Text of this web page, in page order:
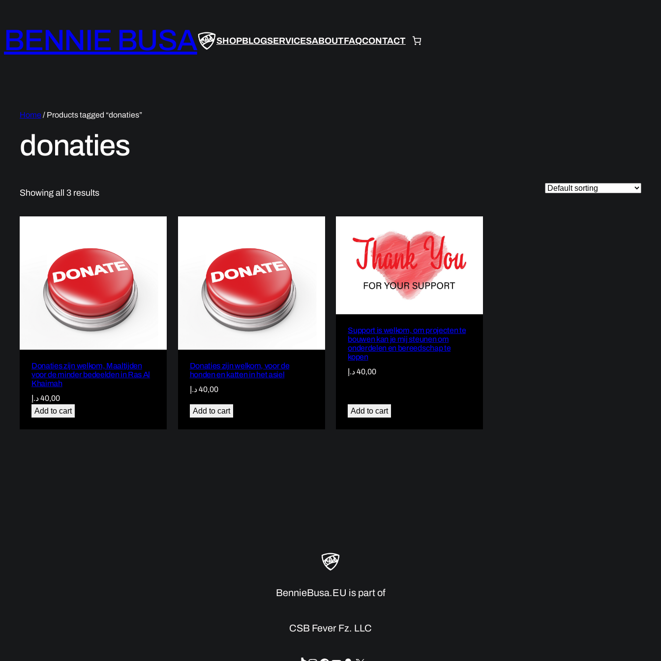
BENNIE BUSA SHOPBLOGSERVICESABOUTFAQCONTACT
Home/ Products tagged “donaties”
donaties
Showing all 3 results
Donaties zijn welkom, Maaltijden
voor de minder bedeelden in Ras Al
Khaimah
40,00د.إ
Add to cart
Donaties zijn welkom, voor de
honden en katten in het asiel
40,00د.إ
Add to cart
Support is welkom, om projecten te
bouwen kan je mij steunen om
onderdelen en bereedschap te
kopen
40,00د.إ
Add to cart
BennieBusa.EU is part of
CSB Fever Fz. LLC